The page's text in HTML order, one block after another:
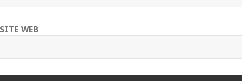
SITE WEB